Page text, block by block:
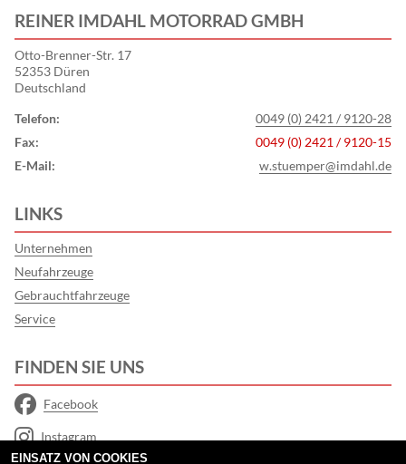
REINER IMDAHL MOTORRAD GMBH
Otto-Brenner-Str. 17
52353 Düren
Deutschland
Telefon:
0049 (0) 2421 / 9120-28
Fax:
0049 (0) 2421 / 9120-15
E-Mail:
w.stuemper@imdahl.de
LINKS
Unternehmen
Neufahrzeuge
Gebrauchtfahrzeuge
Service
FINDEN SIE UNS
Facebook
Instagram
EINSATZ VON COOKIES